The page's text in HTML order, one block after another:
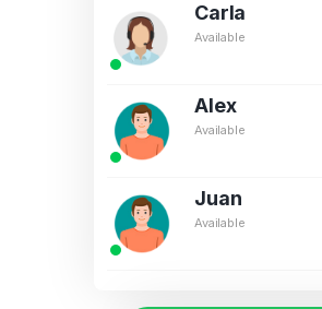
Carla
Available
Alex
Available
Juan
Available